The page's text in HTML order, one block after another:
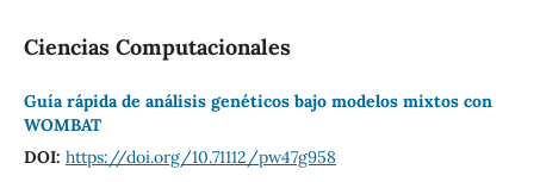
Ciencias Computacionales
Guía rápida de análisis genéticos bajo modelos mixtos con
WOMBAT
DOI: https://doi.org/10.71112/pw47g958